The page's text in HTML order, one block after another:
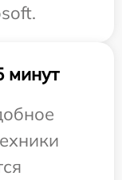
минут